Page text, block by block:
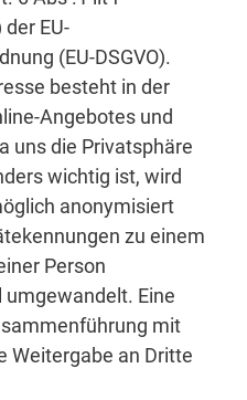
EU-
(EU-DSGVO).
besteht in der
Angebotes und
uns die Privatsphäre
wichtig ist, wird
anonymisiert
zu einem
Person
Eine
mit
Weitergabe an Dritte